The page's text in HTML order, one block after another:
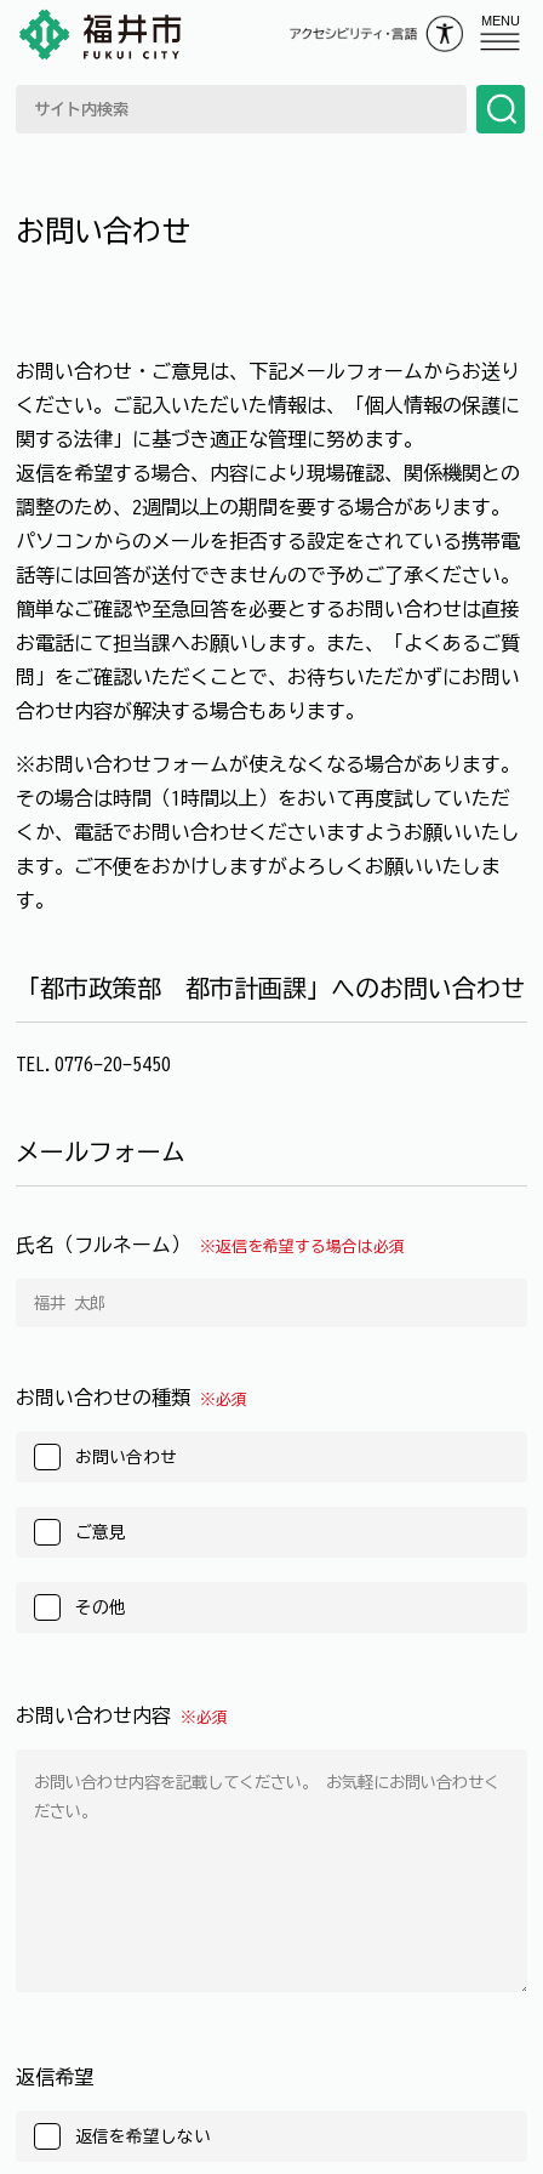
MENU
お問い合わせ
お問い合わせ・ご意見は、下記メールフォームからお送り
ください。ご記入いただいた情報は、「個人情報の保護に
関する法律」に基づき適正な管理に努めます。
返信を希望する場合、内容により現場確認、関係機関との
調整のため、2週間以上の期間を要する場合があります。
パソコンからのメールを拒否する設定をされている携帯電
話等には回答が送付できませんので予めご了承ください。
簡単なご確認や至急回答を必要とするお問い合わせは直接
お電話にて担当課へお願いします。また、「よくあるご質
問」をご確認いただくことで、お待ちいただかずにお問い
合わせ内容が解決する場合もあります。
※お問い合わせフォームが使えなくなる場合があります。
その場合は時間（1時間以上）をおいて再度試していただ
くか、電話でお問い合わせくださいますようお願いいたし
ます。ご不便をおかけしますがよろしくお願いいたしま
す。
「都市政策部 都市計画課」へのお問い合わせ
TEL.0776-20-5450
メールフォーム
氏名（フルネーム） ※返信を希望する場合は必須
お問い合わせの種類 ※必須
お問い合わせ
ご意見
その他
お問い合わせ内容 ※必須
返信希望
返信を希望しない